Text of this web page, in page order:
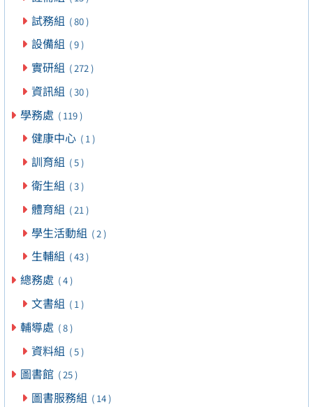
試務組 ( 80 )
設備組 ( 9 )
實研組 ( 272 )
資訊組 ( 30 )
學務處 ( 119 )
健康中心 ( 1 )
訓育組 ( 5 )
衛生組 ( 3 )
體育組 ( 21 )
學生活動組 ( 2 )
生輔組 ( 43 )
總務處 ( 4 )
文書組 ( 1 )
輔導處 ( 8 )
資料組 ( 5 )
圖書館 ( 25 )
圖書服務組 ( 14 )